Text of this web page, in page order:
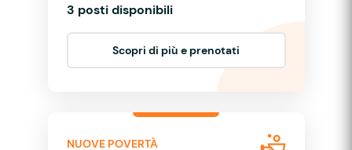
3 posti disponibili
Scopri di più e prenotati
NUOVE POVERTÀ